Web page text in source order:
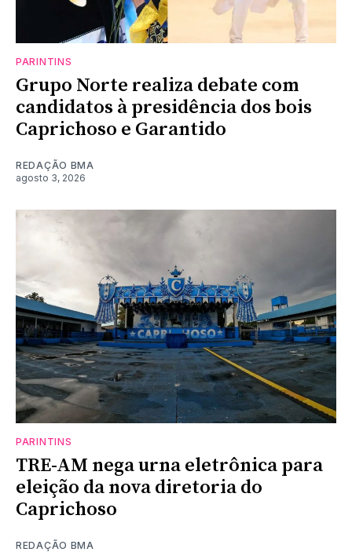
PARINTINS
Grupo Norte realiza debate com
candidatos à presidência dos bois
Caprichoso e Garantido
REDAÇÃO BMA
agosto 3, 2026
PARINTINS
TRE-AM nega urna eletrônica para
eleição da nova diretoria do
Caprichoso
REDAÇÃO BMA